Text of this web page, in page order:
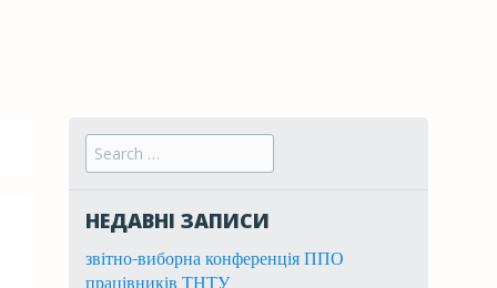
Search for:
НЕДАВНІ ЗАПИСИ
звітно-виборна конференція ППО